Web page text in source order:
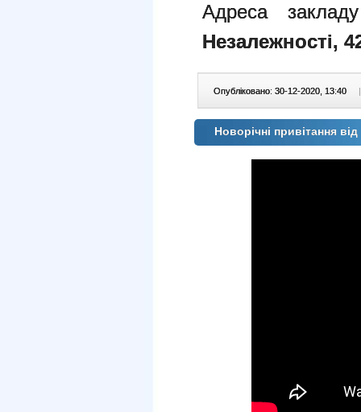
Адреса
Незалежності,
Опубліковано: 30-12-2020, 13:40 |
Новорічні привітання